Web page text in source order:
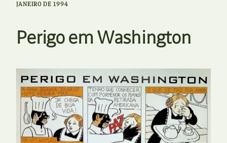
JANEIRO DE 1994
Perigo em Washington